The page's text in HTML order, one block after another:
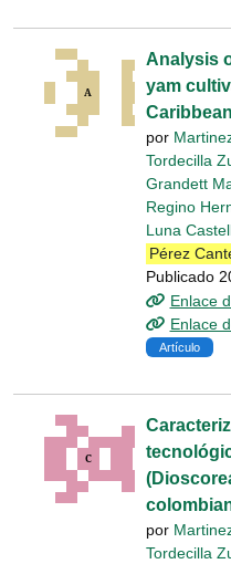
Analysis
yam
por
Tordecilla
Grandett
Regino
Luna
Pérez
Publicado
Enlace
Enlace
Artículo
por
Tordecilla